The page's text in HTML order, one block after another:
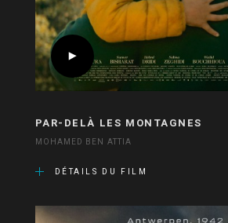
PAR-DELÀ LES MONTAGNES
MOHAMED BEN ATTIA
DÉTAILS DU FILM